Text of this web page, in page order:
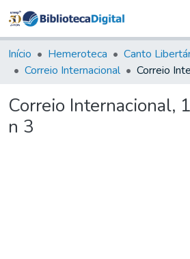
&
Coleções
Tudo na
Digital
Início Hemeroteca
Correio Internacional
Correio Internacional,
n 3